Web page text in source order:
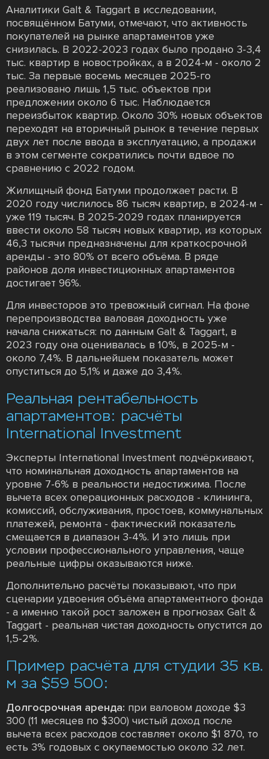
Аналитики Galt & Taggart в исследовании,
посвящённом Батуми, отмечают, что активность
покупателей на рынке апартаментов уже
снизилась. В 2022-2023 годах было продано 3-3,4
тыс. квартир в новостройках, а в 2024-м - около 2
тыс. За первые восемь месяцев 2025-го
реализовано лишь 1,5 тыс. объектов при
предложении около 6 тыс. Наблюдается
переизбыток квартир. Около 30% новых объектов
переходят на вторичный рынок в течение первых
двух лет после ввода в эксплуатацию, а продажи
в этом сегменте сократились почти вдвое по
сравнению с 2022 годом.
Жилищный фонд Батуми продолжает расти. В
2020 году числилось 86 тысяч квартир, в 2024-м -
уже 119 тысяч. В 2025-2029 годах планируется
ввести около 58 тысяч новых квартир, из которых
46,3 тысячи предназначены для краткосрочной
аренды - это 80% от всего объёма. В ряде
районов доля инвестиционных апартаментов
достигает 96%.
Для инвесторов это тревожный сигнал. На фоне
перепроизводства валовая доходность уже
начала снижаться: по данным Galt & Taggart, в
2023 году она оценивалась в 10%, в 2025-м -
около 7,4%. В дальнейшем показатель может
опуститься до 5,1% и даже до 3,4%.
Реальная рентабельность
апартаментов: расчёты
International Investment
Эксперты International Investment подчёркивают,
что номинальная доходность апартаментов на
уровне 7-6% в реальности недостижима. После
вычета всех операционных расходов - клининга,
комиссий, обслуживания, простоев, коммунальных
платежей, ремонта - фактический показатель
смещается в диапазон 3-4%. И это лишь при
условии профессионального управления, чаще
реальные цифры оказываются ниже.
Дополнительно расчёты показывают, что при
сценарии удвоения объёма апартаментного фонда
- а именно такой рост заложен в прогнозах Galt &
Taggart - реальная чистая доходность опустится до
1,5-2%.
Пример расчёта для студии 35 кв.
м за $59 500:
Долгосрочная аренда: при валовом доходе $3
300 (11 месяцев по $300) чистый доход после
вычета всех расходов составляет около $1 870, то
есть 3% годовых с окупаемостью около 32 лет.